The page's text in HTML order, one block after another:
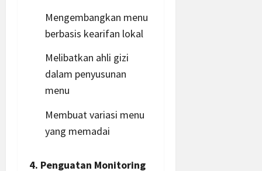
Mengembangkan menu
berbasis kearifan lokal
Melibatkan ahli gizi
dalam penyusunan
menu
Membuat variasi menu
yang memadai
4. Penguatan Monitoring